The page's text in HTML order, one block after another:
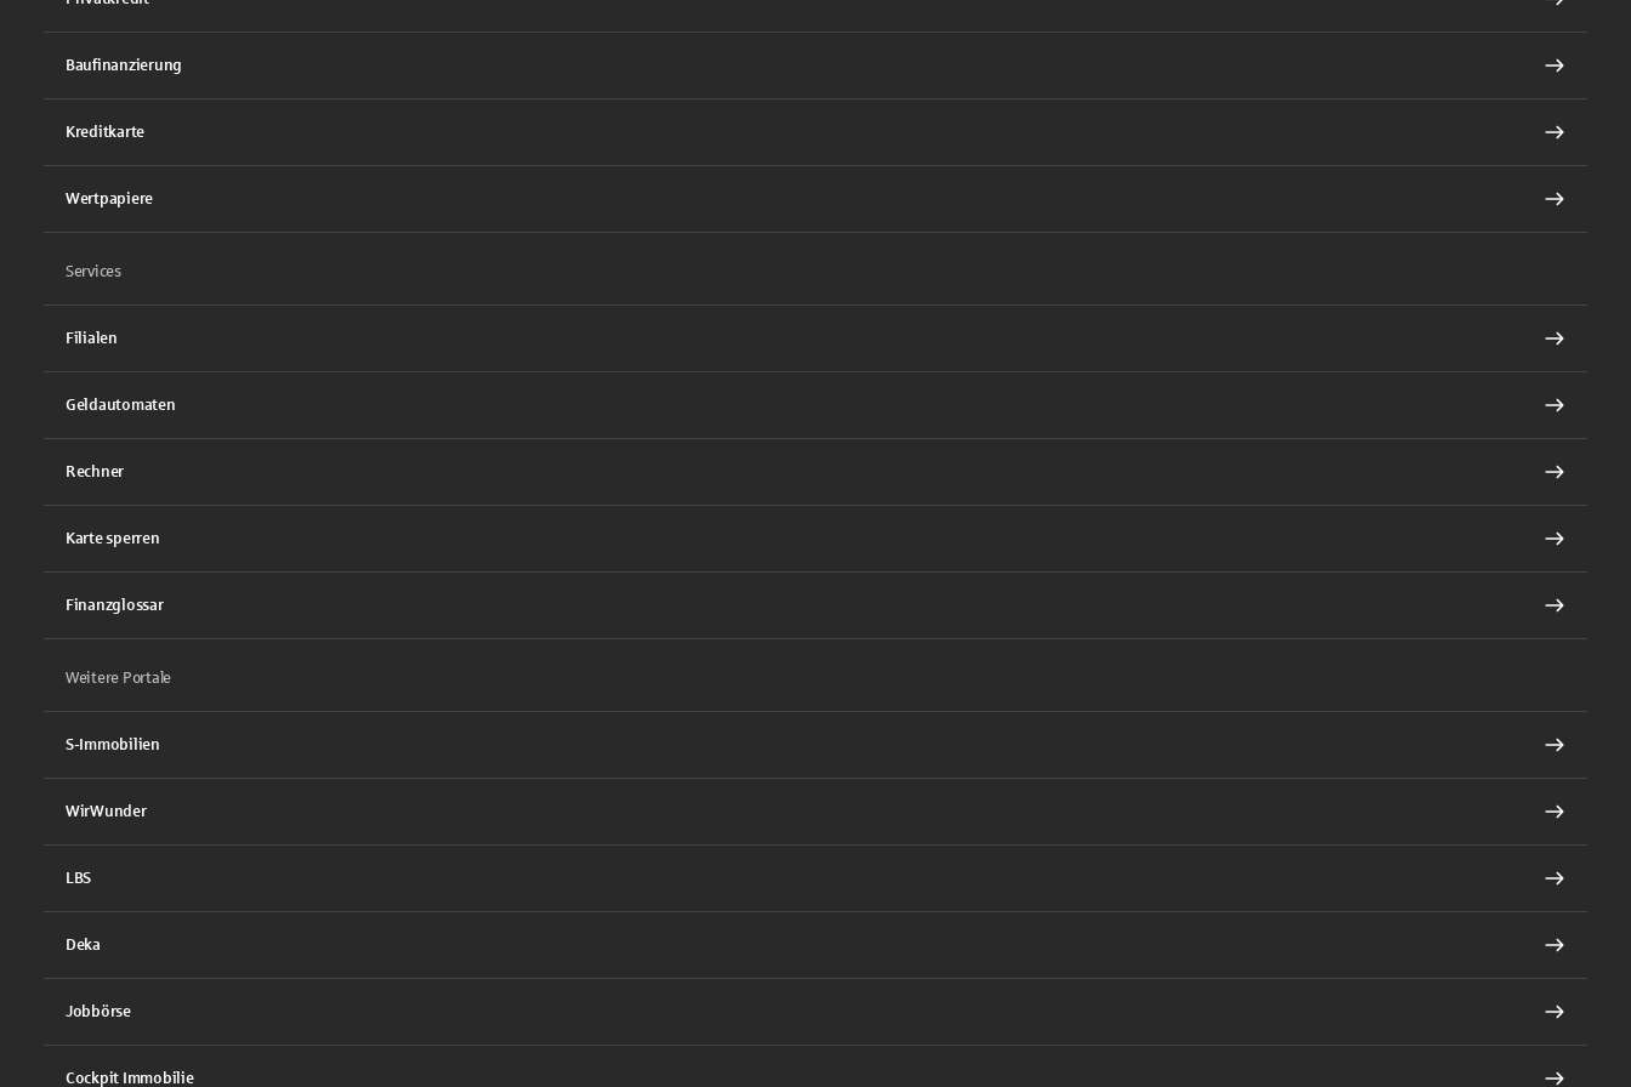
Baufinanzierung
Kreditkarte
Wertpapiere
Services
Filialen
Geldautomaten
Rechner
Karte sperren
Finanzglossar
Weitere Portale
S-Immobilien
WirWunder
LBS
Deka
Jobbörse
Cockpit Immobilie